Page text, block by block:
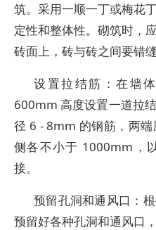
筑。采用一顺一丁或梅花
定性和整体性。砌筑时，
砖面上，砖与砖之间要错
设置拉结筋：在墙
600mm 高度设置一道拉
径 6 - 8mm 的钢筋，两
侧各不小于 1000mm，
接。
预留孔洞和通风口：
预留好各种孔洞和通风口